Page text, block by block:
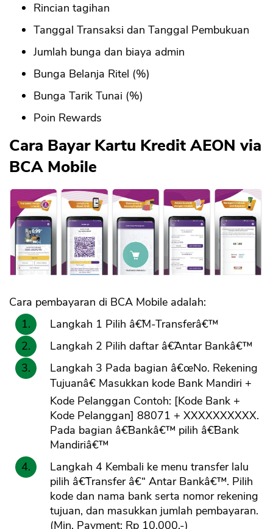
Rincian tagihan
Tanggal Transaksi dan Tanggal Pembukuan
Jumlah bunga dan biaya admin
Bunga Belanja Ritel (%)
Bunga Tarik Tunai (%)
Poin Rewards
Cara Bayar Kartu Kredit AEON via
BCA Mobile
Cara pembayaran di BCA Mobile adalah:
Langkah 1 Pilih â€˜M-Transferâ€™
Langkah 2 Pilih daftar â€˜Antar Bankâ€™
Langkah 3 Pada bagian â€œNo. Rekening
Tujuanâ€ Masukkan kode Bank Mandiri +
Kode Pelanggan Contoh: [Kode Bank +
Kode Pelanggan] 88071 + XXXXXXXXXX.
Pada bagian â€˜Bankâ€™ pilih â€˜Bank
Mandiriâ€™
Langkah 4 Kembali ke menu transfer lalu
pilih â€˜Transfer â€“ Antar Bankâ€™. Pilih
kode dan nama bank serta nomor rekening
tujuan, dan masukkan jumlah pembayaran.
(Min. Payment: Rp 10.000,-)